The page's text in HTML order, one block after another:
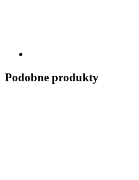
Podobne produkty